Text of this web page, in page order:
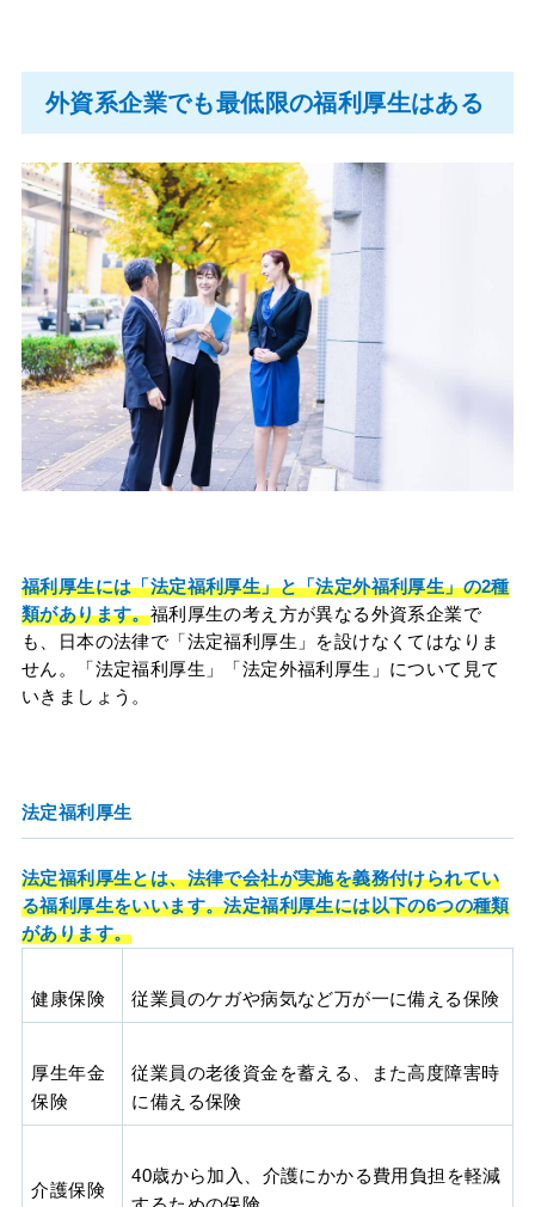
外資系企業でも最低限の福利厚生はある
福利厚生には「法定福利厚生」と「法定外福利厚生」の2種
類があります。福利厚生の考え方が異なる外資系企業で
も、日本の法律で「法定福利厚生」を設けなくてはなりま
せん。「法定福利厚生」「法定外福利厚生」について見て
いきましょう。
法定福利厚生
法定福利厚生とは、法律で会社が実施を義務付けられてい
る福利厚生をいいます。法定福利厚生には以下の6つの種類
があります。
健康保険 従業員のケガや病気など万が一に備える保険
厚生年金
保険
従業員の老後資金を蓄える、また高度障害時
に備える保険
介護保険
40歳から加入、介護にかかる費用負担を軽減